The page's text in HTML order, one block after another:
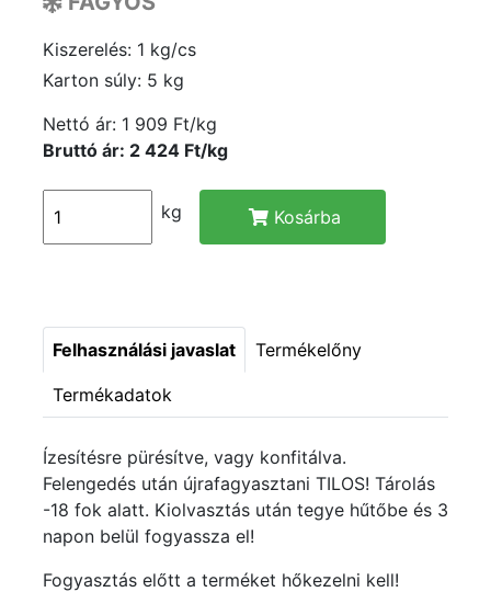
Kiszerelés: 1 kg/cs
Karton súly: 5 kg
Nettó ár: 1 909 Ft/kg
Bruttó ár: 2 424 Ft/kg
kg Kosárba
Felhasználási javaslat Termékelőny
Termékadatok
Ízesítésre pürésítve, vagy konfitálva.
Felengedés után újrafagyasztani TILOS! Tárolás
-18 fok alatt. Kiolvasztás után tegye hűtőbe és 3
napon belül fogyassza el!
Fogyasztás előtt a terméket hőkezelni kell!